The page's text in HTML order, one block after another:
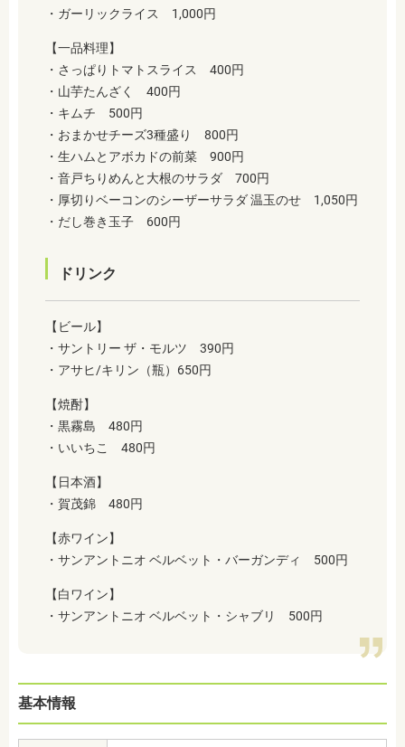
・ ガーリックライス 1,000円
【一品料理】
・ さっぱりトマトスライス 400円
・ 山芋たんざく 400円
・ キムチ 500円
・ おまかせチーズ3種盛り 800円
・ 生ハムとアボカドの前菜 900円
・ 音戸ちりめんと大根のサラダ 700円
・ 厚切りベーコンのシーザーサラダ 温玉のせ 1,050円
・だし巻き玉子 600円
ドリンク
【ビール】
・サントリー ザ・モルツ 390円
・アサヒ/キリン（瓶）650円
【焼酎】
・黒霧島 480円
・いいちこ 480円
【日本酒】
・賀茂錦 480円
【赤ワイン】
・サンアントニオ ベルベット・バーガンディ 500円
【白ワイン】
・サンアントニオ ベルベット・シャブリ 500円
基本情報